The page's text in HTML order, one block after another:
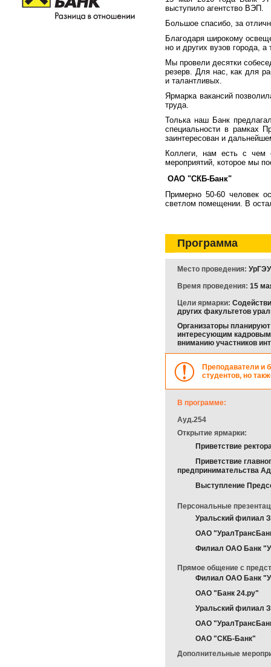
выступило агентство ВЭП.
Большое спасибо, за
Благодаря широкому
но и других вузов города,
Мы провели десятки
резерв. Для нас, как для
и талантливых.
Ярмарка вакансий
труда.
Толька наш Банк
специальности в рамках
заинтересован и
Коллеги, нам есть с чем
мероприятий, которое мы
ОАО "СКБ-Банк"
Примерно 50-60 человек
светлом помещении. В
Программа
Место проведения:
Время проведения: 15
Цели ярмарки:
других факультетов
Организаторы планируют
интересующим кадровым
вниманию участников
Преподаватели и
студентов, но
В программе:
Ауд.254
Открытие ярмарки:
Приветствие
Приветствие
предпринимательства
Выступление
Персональные
Уральский филиал
ОАО
Филиал ОАО Банк
Прямое общение с
Филиал ОАО Банк
ОАО "Банк 24.ру"
Уральский филиал
ОАО
ОАО "СКБ-Банк"
Дополнительные